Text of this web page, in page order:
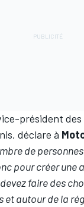
président
déclare à
de
pour créer une
faire des
et autour de la